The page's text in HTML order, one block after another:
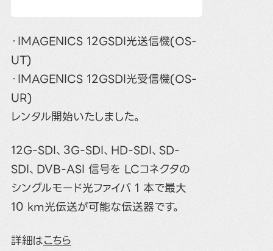
・IMAGENICS 12GSDI光送信機(OS-
UT)
・IMAGENICS 12GSDI光受信機(OS-
UR)
レンタル開始いたしました。
12G-SDI、3G-SDI、HD-SDI、SD-
SDI、DVB-ASI 信号を LCコネクタの
シングルモード光ファイバ 1 本で最大
10 km光伝送が可能な伝送器です。
詳細はこちら